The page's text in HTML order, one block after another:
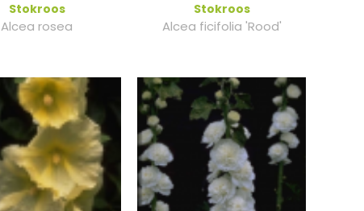
Stokroos
Alcea rosea
Stokroos
Alcea ficifolia 'Rood'